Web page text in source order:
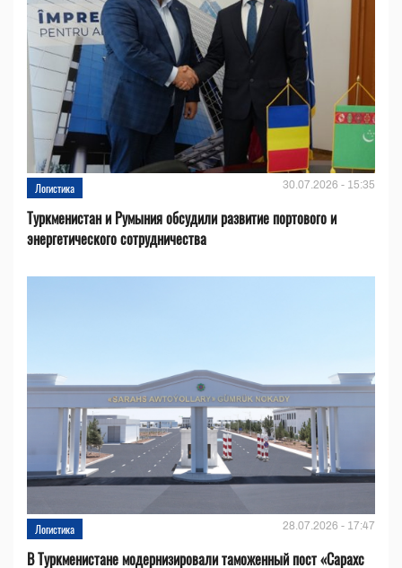
Логистика 30.07.2026 - 15:35
Туркменистан и Румыния обсудили развитие портового и
энергетического сотрудничества
Логистика 28.07.2026 - 17:47
В Туркменистане модернизировали таможенный пост «Сарахс